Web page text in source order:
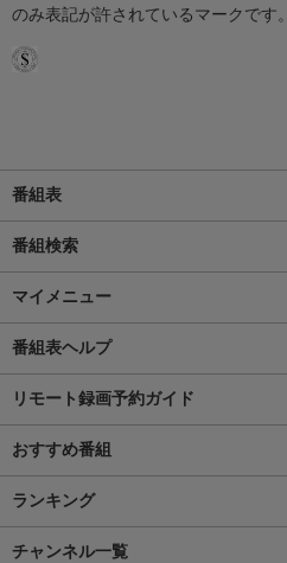
のみ表記が許されているマークです。
番組表
番組検索
マイメニュー
番組表ヘルプ
リモート録画予約ガイド
おすすめ番組
ランキング
チャンネル一覧